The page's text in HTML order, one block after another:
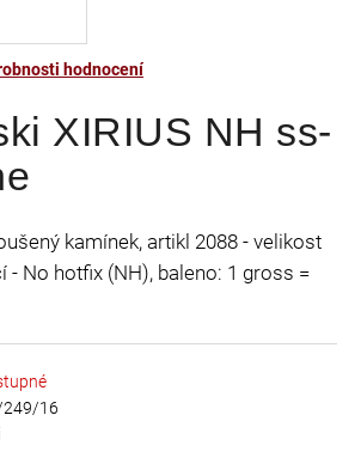
hodnocení
XIRIUS NH ss-
kamínek, artikl 2088 - velikost
- No hotfix (NH), baleno: 1 gross =
249/16